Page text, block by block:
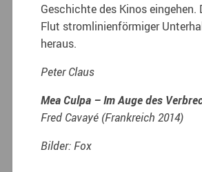
Geschichte des Kinos eingehen.
Flut stromlinienförmiger
heraus.
Peter Claus
Mea Culpa – Im Auge des
Fred Cavayé (Frankreich 2014)
Bilder: Fox